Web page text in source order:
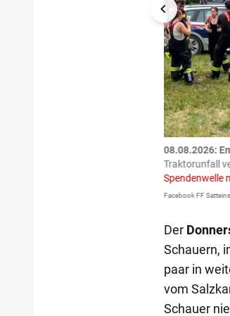
08.08.2026:
Traktorunfall
Spendenwelle
Facebook FF
Der
Schauern,
paar in
vom
Schauer